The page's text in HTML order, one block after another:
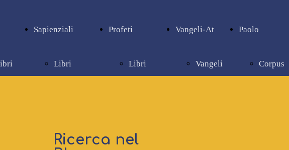
Sapienziali
Libri
Profeti
Libri
Vangeli-At
Vangeli
Paolo
Corpus
Ricerca nel